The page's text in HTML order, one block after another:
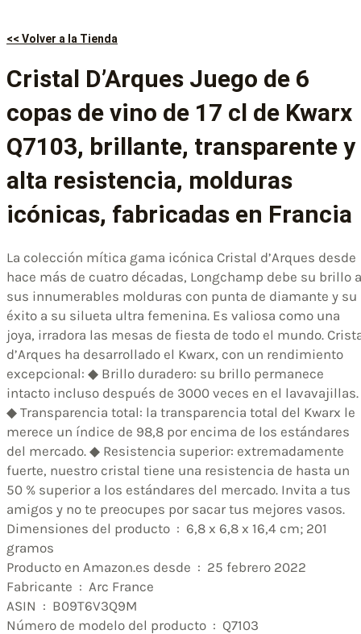
<< Volver a la Tienda
Cristal D’Arques Juego de 6
copas de vino de 17 cl de Kwarx
Q7103, brillante, transparente y
alta resistencia, molduras
icónicas, fabricadas en Francia
La colección mítica gama icónica Cristal d’Arques desde
hace más de cuatro décadas, Longchamp debe su brillo a
sus innumerables molduras con punta de diamante y su
éxito a su silueta ultra femenina. Es valiosa como una
joya, irradora las mesas de fiesta de todo el mundo.
d’Arques ha desarrollado el Kwarx, con un rendimiento
excepcional: ◆ Brillo duradero: su brillo permanece
intacto incluso después de 3000 veces en el lavavajillas.
◆ Transparencia total: la transparencia total del Kwarx le
merece un índice de 98,8 por encima de los estándares
del mercado. ◆ Resistencia superior: extremadamente
fuerte, nuestro cristal tiene una resistencia de hasta un
50 % superior a los estándares del mercado. Invita a tus
amigos y no te preocupes por sacar tus mejores vasos.
Dimensiones del producto ‏ : ‎ 6,8 x 6,8 x 16,4 cm; 201
gramos
Producto en Amazon.es desde ‏ : ‎ 25 febrero 2022
Fabricante ‏ : ‎ Arc France
ASIN ‏ : ‎ B09T6V3Q9M
Número de modelo del producto ‏ : ‎ Q7103